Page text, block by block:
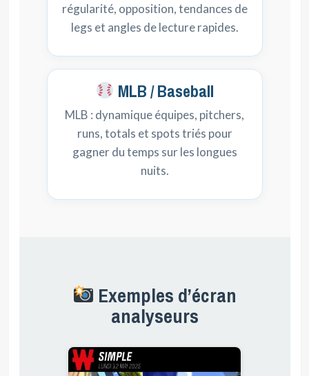
régularité, opposition, tendances de
legs et angles de lecture rapides.
MLB / Baseball
MLB : dynamique équipes, pitchers,
runs, totals et spots triés pour
gagner du temps sur les longues
nuits.
Exemples d’écran
analyseurs